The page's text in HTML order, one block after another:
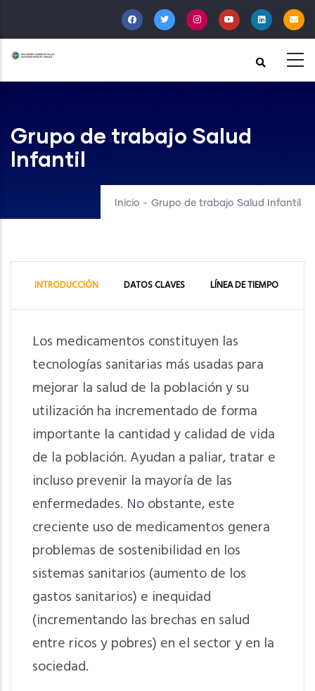
al
contenido
principal
Grupo de trabajo Salud
Infantil
Inicio - Grupo de trabajo Salud Infantil
INTRODUCCIÓN DATOS CLAVES LÍNEA DE TIEMPO
Los medicamentos constituyen las
tecnologías sanitarias más usadas para
mejorar la salud de la población y su
utilización ha incrementado de forma
importante la cantidad y calidad de vida
de la población. Ayudan a paliar, tratar e
incluso prevenir la mayoría de las
enfermedades. No obstante, este
creciente uso de medicamentos genera
problemas de sostenibilidad en los
sistemas sanitarios (aumento de los
gastos sanitarios) e inequidad
(incrementando las brechas en salud
entre ricos y pobres) en el sector y en la
sociedad.